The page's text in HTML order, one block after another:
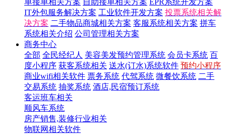
单接单相关方案 自助接单相关方案 EPR系统开发方案
IT外包服务解决方案 工业软件开发方案 投票系统相关解
决方案 二手物品商城相关方案 客服系统相关方案 拼车
系统相关介绍 公司管理相关方案
商务中心
全部 全民经纪人 美容美发预约管理系统 会员卡系统 百
度小程序 获客系统相关 送水(订水)系统软件 预约小程序
商业wifi相关软件 票务系统 代驾系统 微餐饮系统 二手
交易系统 抽奖系统 酒店,民宿预订系统
客运班车相关
顺风车系统
房产销售,装修行业相关
物联网相关软件